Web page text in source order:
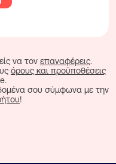
να τον επαναφέρεις.
όρους και προϋποθέσεις
σου σύμφωνα με την
!